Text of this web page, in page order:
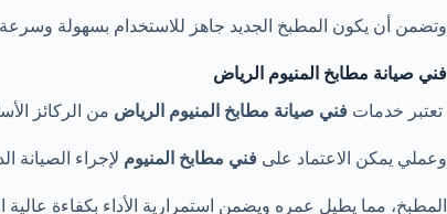
وتضمن أن يكون المطبخ الجديد جاهز للاستخدام بسهولة
فني صيانة مطابخ المنيوم الرياض
تعتبر خدمات فني صيانة مطابخ المنيوم الرياض من الركائز
وعملي يمكن الاعتماد على فني مطابخ المنيوم لإجراء الصيانة
المطبخ، مما يطيل عمره ويضمن استمرارية الأداء بكفاءة عالية